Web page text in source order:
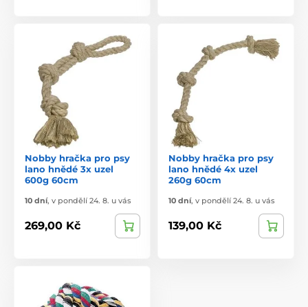
Nobby hračka pro psy
lano hnědé 3x uzel
600g 60cm
10 dní, v pondělí 24. 8. u vás
269,00 Kč
Nobby hračka pro psy
lano hnědé 4x uzel
260g 60cm
10 dní, v pondělí 24. 8. u vás
139,00 Kč